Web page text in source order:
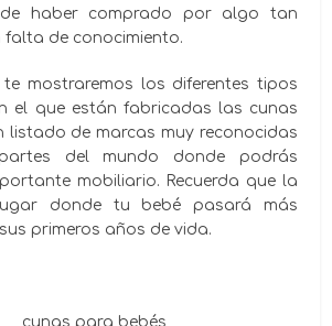
haber comprado por algo tan
falta de conocimiento.
mostraremos los diferentes tipos
el que están fabricadas las cunas
listado de marcas muy reconocidas
del mundo donde podrás
mobiliario. Recuerda que la
donde tu bebé pasará más
primeros años de vida.